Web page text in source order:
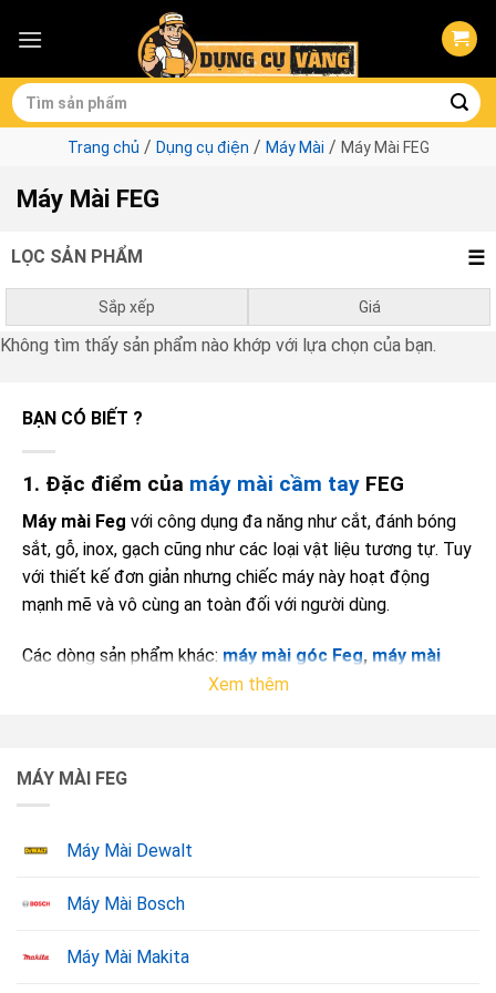
Tìm
kiếm:
Trang chủ / Dụng cụ điện / Máy Mài / Máy Mài FEG
Máy Mài FEG
LỌC SẢN PHẨM
Sắp xếp
Mặc định
Giá cao đến thấp
Giá
0₫-1.000.000₫
3.000.000₫- 10.000.000
Không tìm thấy sản phẩm nào khớp với lựa chọn của bạn.
BẠN CÓ BIẾT ?
1. Đặc điểm của máy mài cầm tay FEG
Máy mài Feg với công dụng đa năng như cắt, đánh bóng
sắt, gỗ, inox, gạch cũng như các loại vật liệu tương tự. Tuy
với thiết kế đơn giản nhưng chiếc máy này hoạt động
mạnh mẽ và vô cùng an toàn đối với người dùng.
Các dòng sản phẩm khác: máy mài góc Feg, máy mài
máy mài thẳng Feg
Xem thêm
MÁY MÀI FEG
Máy Mài Dewalt
Máy Mài Bosch
Máy Mài Makita